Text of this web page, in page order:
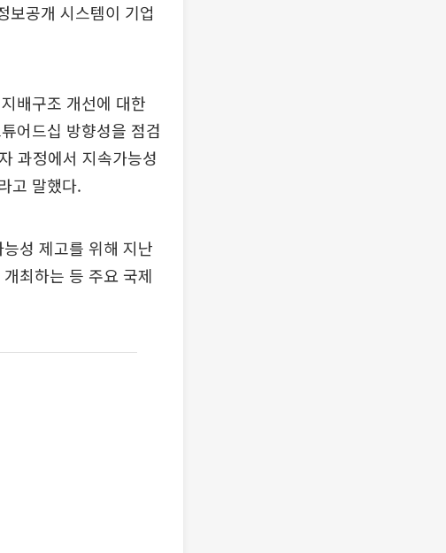
보공개 시스템이 기업
배구조 개선에 대한
어드십 방향성을 점검
과정에서 지속가능성
고 말했다.
성 제고를 위해 지난
최하는 등 주요 국제